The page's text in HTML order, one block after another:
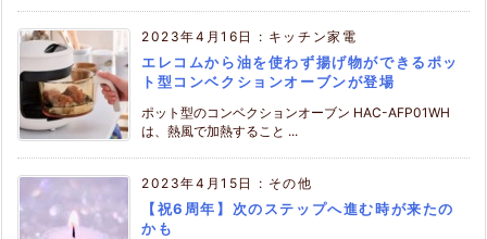
2023年4月16日 : キッチン家電
エレコムから油を使わず揚げ物ができるポッ
ト型コンベクションオーブンが登場
ポット型のコンベクションオーブン HAC-AFP01WH
は、熱風で加熱すること ...
2023年4月15日 : その他
【祝6周年】次のステップへ進む時が来たの
かも